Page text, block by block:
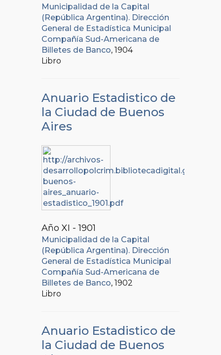
Municipalidad de la Capital
(República Argentina). Dirección
General de Estadística Municipal
Compañía Sud-Americana de
Billetes de Banco, 1904
Libro
Anuario Estadistico de
la Ciudad de Buenos
Aires
Año XI - 1901
Municipalidad de la Capital
(República Argentina). Dirección
General de Estadística Municipal
Compañía Sud-Americana de
Billetes de Banco, 1902
Libro
Anuario Estadistico de
la Ciudad de Buenos